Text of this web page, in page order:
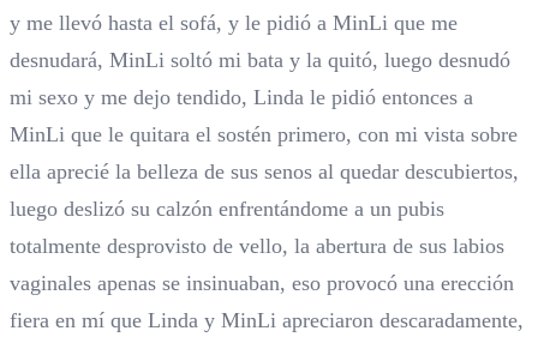
y me llevó hasta el sofá, y le pidió a MinLi que me
desnudará, MinLi soltó mi bata y la quitó, luego desnudó
mi sexo y me dejo tendido, Linda le pidió entonces a
MinLi que le quitara el sostén primero, con mi vista sobre
ella aprecié la belleza de sus senos al quedar descubiertos,
luego deslizó su calzón enfrentándome a un pubis
totalmente desprovisto de vello, la abertura de sus labios
vaginales apenas se insinuaban, eso provocó una erección
fiera en mí que Linda y MinLi apreciaron descaradamente,